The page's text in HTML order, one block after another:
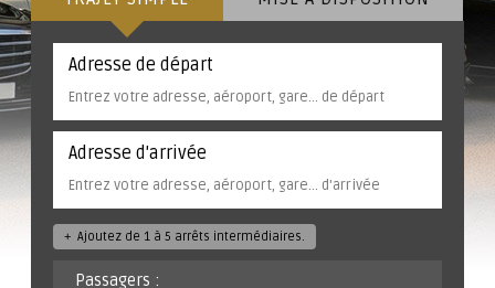
Adresse de départ
Adresse d'arrivée
Ajoutez de 1 à 5 arrêts intermédiaires.
+
Passagers :